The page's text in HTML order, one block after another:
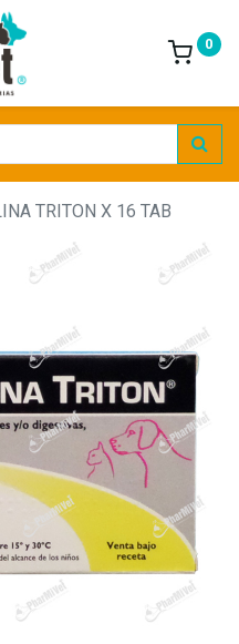
0
TRITON X 16 TAB